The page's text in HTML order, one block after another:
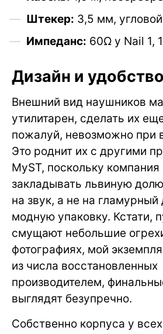
Штекер: 3,5 мм, угловой
Импеданс: 60Ω у Nail 1,
Дизайн и
Внешний вид наушников
утилитарен, сделать их
пожалуй, невозможно при
Это роднит их с другими
MyST, поскольку
закладывать львиную
на звук, а не на гламурный
модную упаковку. Кстати,
смущают небольшие
фотографиях, мой
из числа восстановленных
производителем,
выглядят безупречно.
Собственно корпуса у